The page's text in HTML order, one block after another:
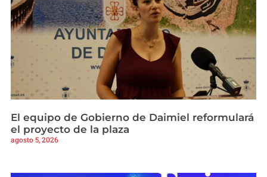
El equipo de Gobierno de Daimiel reformulará
el proyecto de la plaza
agosto 5, 2026